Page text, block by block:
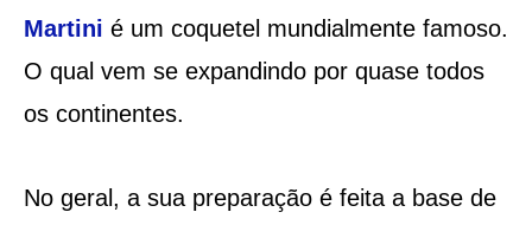
Martini é um coquetel mundialmente famoso.
O qual vem se expandindo por quase todos
os continentes.
No geral, a sua preparação é feita a base de